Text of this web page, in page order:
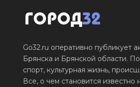
Go32.ru оперативно публикует
Брянска и Брянской области.
спорт, культурная жизнь,
Все, о чем становится известно